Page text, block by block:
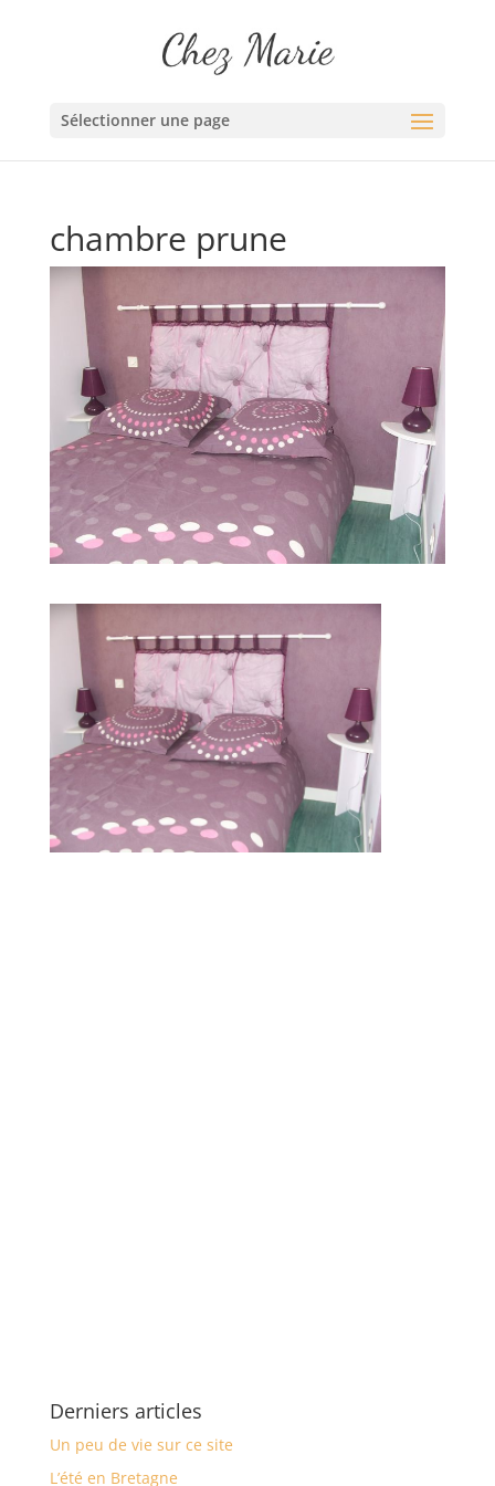
Sélectionner une page
chambre prune
Derniers articles
Un peu de vie sur ce site
L’été en Bretagne